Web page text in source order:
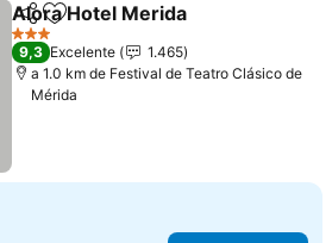
PartilharAdicionar aos favoritos
Alora Hotel Merida
3 Estrelas
9,3 Excelente
1.465
a 1.0 km de Festival de Teatro Clásico de
Mérida